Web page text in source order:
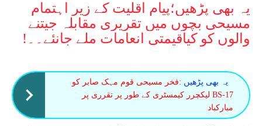
یہ بھی پڑھیں؛پیام اقلیت کے زیر اہتمام
مسیحی بچوں میں تقریری مقابلہ جیتنے
والوں کو کیاقیمتی انعامات ملے جانئے۔۔!
یہ بھی پڑھیں :فخر مسیحی قوم مہک صابر کو
BS-17 لیکچرر کیمسٹری کے طور پر تقرری پر
مبارکباد